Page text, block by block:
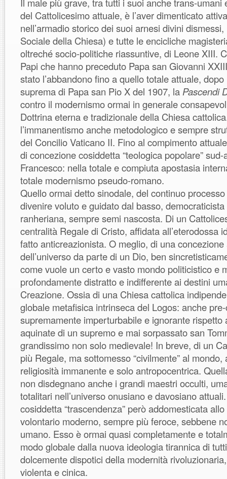
del Cattolicesimo attuale, è l’aver dimenticato
nell’armadio storico dei suoi arnesi divini
Sociale della Chiesa) e tutte le encicliche
oltreché socio-politiche riassuntive, di Leone XIII.
Papi che hanno preceduto Papa san Giovanni
stato l’abbandono fino a quello totale attuale, dopo
suprema di Papa san Pio X del 1907, la Pascendi
contro il modernismo ormai in generale
Dottrina eterna e tradizionale della Chiesa
l’immanentismo anche metodologico e sempre
del Concilio Vaticano II. Fino al compimento
di concezione cosiddetta “teologica popolare”
Francesco: nella totale e compiuta apostasia
totale modernismo pseudo-romano.
Quello ormai detto sinodale, del continuo
divenire voluto e guidato dal basso,
ranheriana, sempre semi nascosta. Di un
centralità Regale di Cristo, affidata all’eterodossa
fatto anticreazionista. O meglio, di una
dell’universo da parte di un Dio, ben
come vuole un certo e vasto mondo politicistico e
profondamente distratto e indifferente ai destini
Creazione. Ossia di una Chiesa cattolica
globale metafisica intrinseca del Logos: anche
supremamente imperturbabile e ignorante rispetto
aquinate di un supremo e mai sorpassato san
grandissimo non solo medievale! In breve, di un
più Regale, ma sottomesso “civilmente” al mondo,
religiosità immanente e solo antropocentrica.
non disdegnano anche i grandi maestri occulti,
totalitari nell’universo onusiano e davosiano
cosiddetta “trascendenza” però addomesticata
volontario moderno, sempre più feroce, sebbene
umano. Esso è ormai quasi completamente e
modo globale dalla nuova ideologia tirannica di
dolcemente dispotici della modernità
violenta e cinica.